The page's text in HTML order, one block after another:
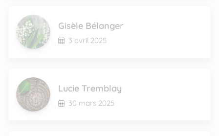
Gisèle Bélanger
3 avril 2025
Lucie Tremblay
30 mars 2025